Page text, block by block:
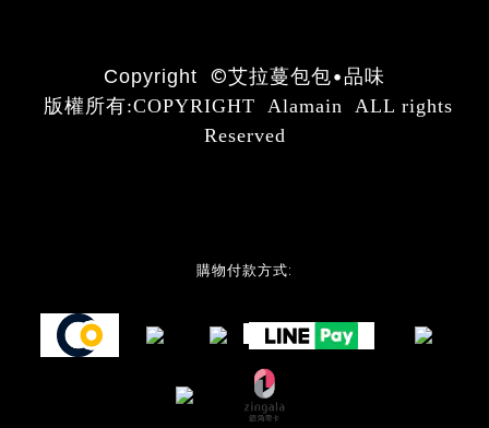
Copyright ©艾拉蔓包包•品味
版權所有:COPYRIGHT Alamain ALL rights
Reserved
購物付款方式: